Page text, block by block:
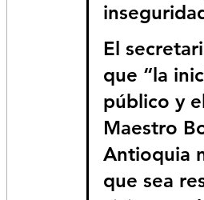
El
que “la
público y
Maestro
Antioquia
que sea